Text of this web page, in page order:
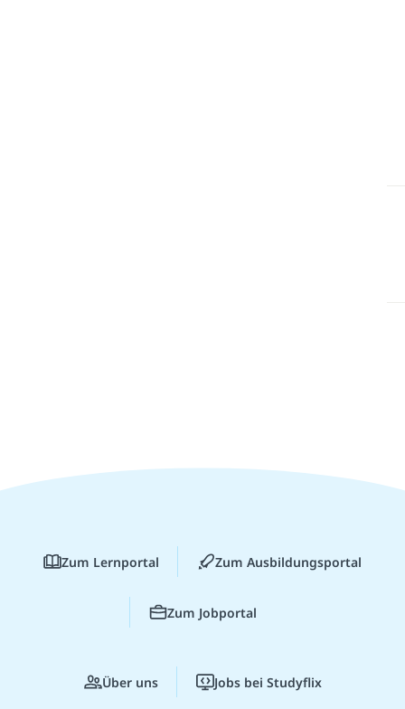
Zum Lernportal Zum Ausbildungsportal
Zum Jobportal
Über uns Jobs bei Studyflix